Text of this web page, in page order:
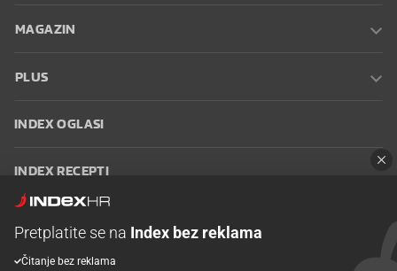
MAGAZIN
PLUS
INDEX OGLASI
INDEX RECEPTI
Oglašavanje Zaposli se na Indexu
Pretplatite se na Index bez reklama
Čitanje bez reklama